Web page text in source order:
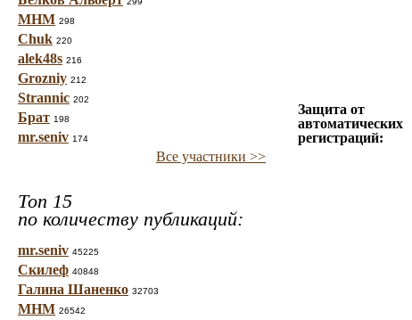
МНМ 298
Chuk 220
alek48s 216
Grozniy 212
Strannic 202
Брат 198
mr.seniv 174
Все участники >>
Топ 15
по количеству публикаций:
mr.seniv 45225
Скилеф 40848
Галина Шаненко 32703
МНМ 26542
Защита от
автоматических
регистраций: